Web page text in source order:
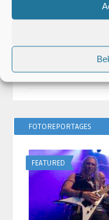
doorDjuna
af met
doorDjuna
FOTOREPORTAGES
FEATURED